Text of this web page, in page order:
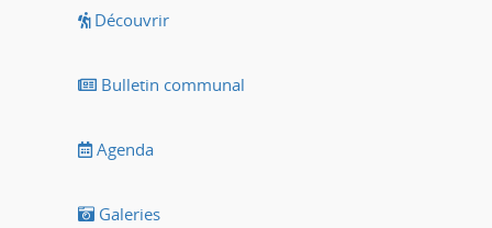
Découvrir
Bulletin communal
Agenda
Galeries